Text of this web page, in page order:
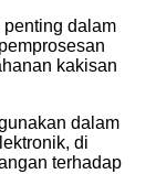
penting dalam
kakisan
dalam
di
terhadap